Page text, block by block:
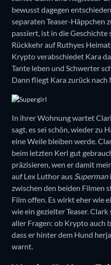
bewusst dagegen
separaten Teaser-Häppchen
passiert, ist in die
Rückkehr auf Ruthyes
Krypto verabschiedet Kara
Tante leben und Schwerter
Dann fliegt Kara zurück
In ihrer Wohnung wartet
sagt, es sei schön, wieder zu
eine Weile bleiben werde.
beim letzten Kerl gut
präzisieren, wen er damit
auf Lex Luthor aus Superman
zwischen den beiden Filmen
Film offen. Es wirkt eher wie
wie ein gezielter Teaser.
aller Fragen: ob Krypto auch
dass er hinter dem Hund
warnt.